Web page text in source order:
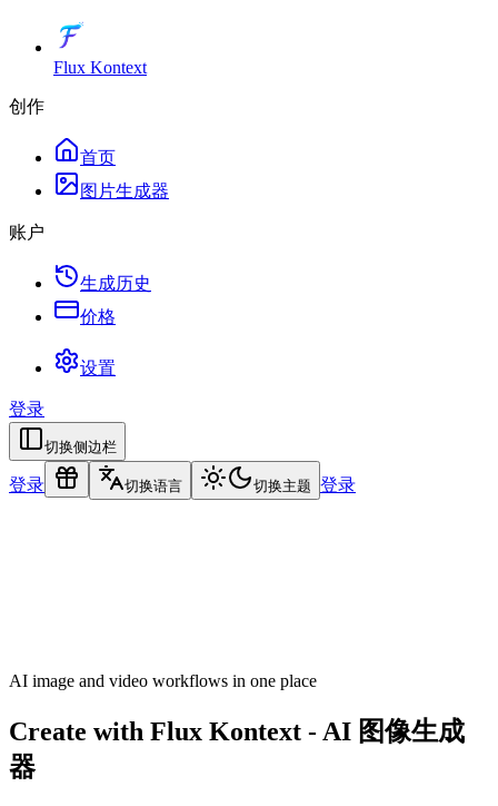
Flux Kontext
创作
首页
图片生成器
账户
生成历史
价格
设置
登录
切换侧边栏
登录 切换语言 切换主题 登录
AI image and video workflows in one place
Create with Flux Kontext - AI 图像生成
器